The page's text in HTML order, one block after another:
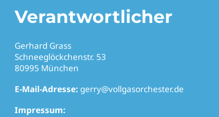
Verantwortlicher
Gerhard Grass
Schneeglöckchenstr. 53
80995 München
E-Mail-Adresse: gerry@vollgasorchester.de
Impressum: